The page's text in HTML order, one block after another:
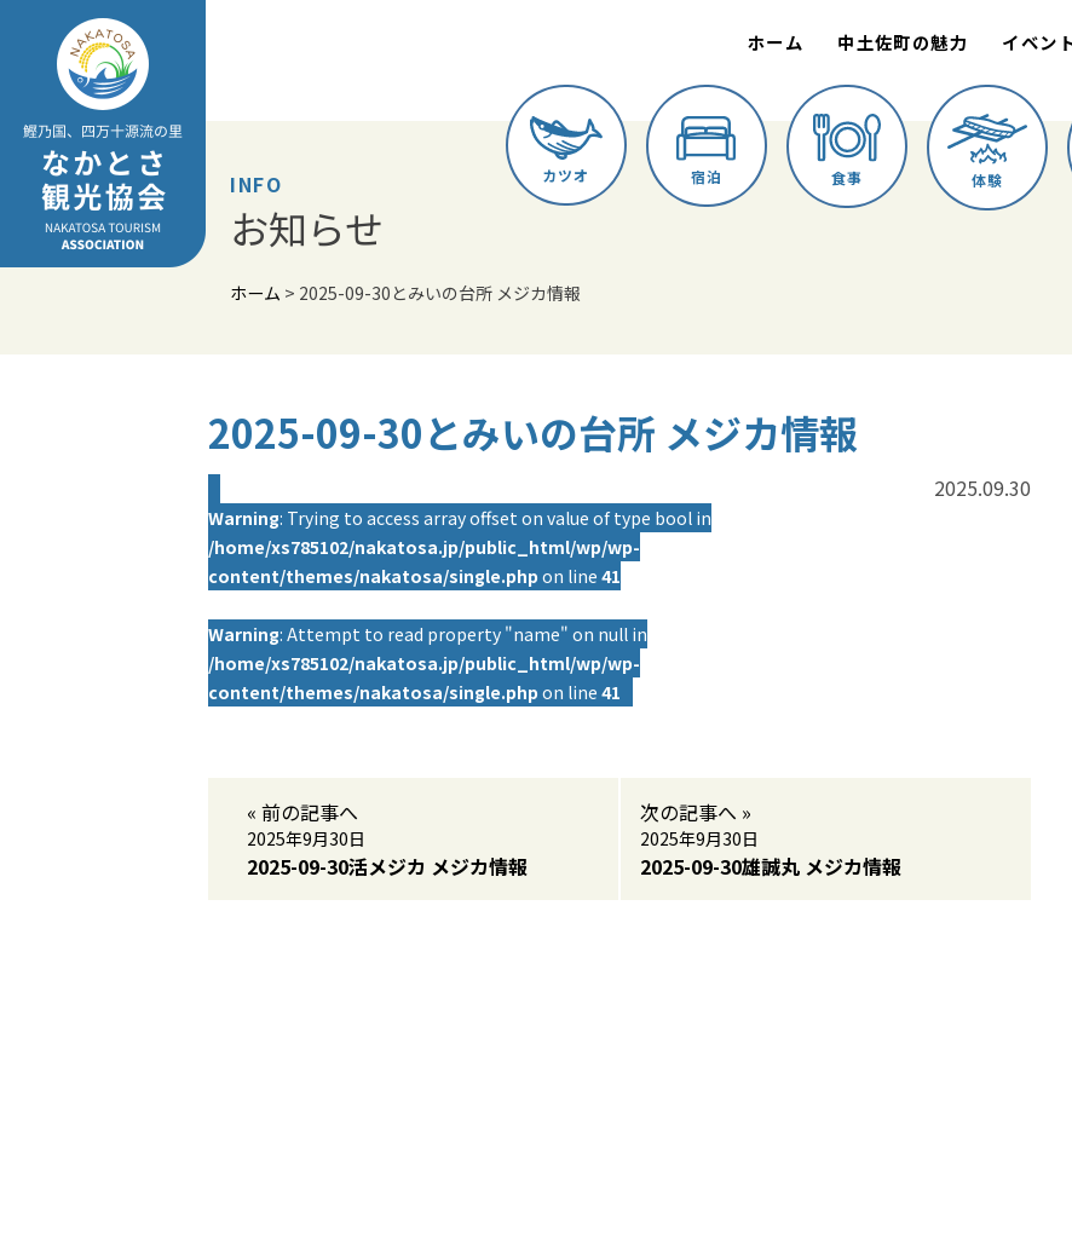
content
ホーム 中土佐町の魅力 イベン
カツオ 宿泊 食事 体験
INFO
お知らせ
ホーム > 2025-09-30とみいの台所 メジカ情報
2025-09-30とみいの台所 メジカ情報
Warning: Trying to access array offset on value of type bool in
/home/xs785102/nakatosa.jp/public_html/wp/wp-
content/themes/nakatosa/single.php on line 41
Warning: Attempt to read property "name" on null in
/home/xs785102/nakatosa.jp/public_html/wp/wp-
content/themes/nakatosa/single.php on line 41
2025.09.30
« 前の記事へ
2025年9月30日
2025-09-30活メジカ メジカ情報
次の記事へ »
2025年9月30日
2025-09-30雄誠丸 メジカ情報